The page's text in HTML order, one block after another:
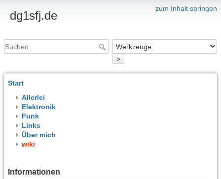
zum Inhalt springen
dg1sfj.de
>
Start
Allerlei
Elektronik
Funk
Links
Über mich
wiki
Informationen